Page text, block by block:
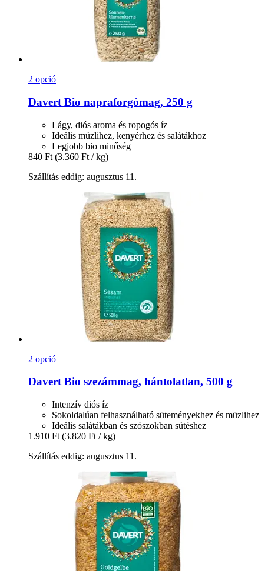
2 opció
Davert Bio napraforgómag, 250 g
Lágy, diós aroma és ropogós íz
Ideális müzlihez, kenyérhez és salátákhoz
Legjobb bio minőség
840 Ft (3.360 Ft / kg)
Szállítás eddig: augusztus 11.
2 opció
DavertBio szezámmag, hántolatlan, 500 g
Intenzív diós íz
Sokoldalúan felhasználható süteményekhez és müzlihez
Ideális salátákban és szószokban sütéshez
1.910 Ft (3.820 Ft / kg)
Szállítás eddig: augusztus 11.